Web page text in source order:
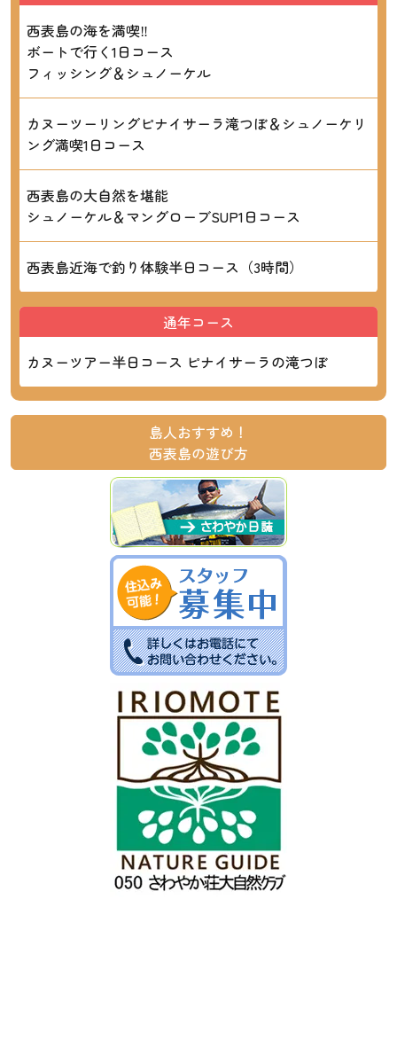
西表島の海を満喫‼
ボートで行く1日コース
フィッシング＆シュノーケル
カヌーツーリングピナイサーラ滝つぼ＆シュノーケリ
ング満喫1日コース
西表島の大自然を堪能
シュノーケル＆マングローブSUP1日コース
西表島近海で釣り体験半日コース（3時間）
通年コース
カヌーツアー半日コース ピナイサーラの滝つぼ
島人おすすめ！
西表島の遊び方